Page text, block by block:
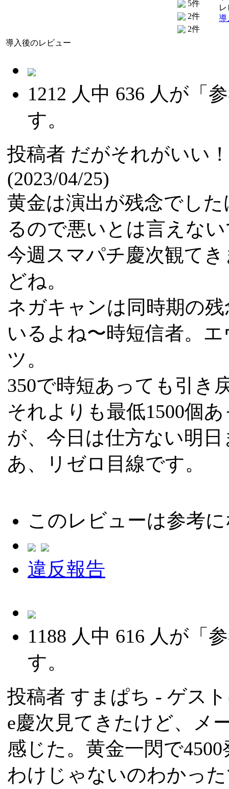
5件
2件
2件
導
導入後のレビュー
1212 人中 636 人が「
す。
投稿者 だがそれがいい！
(2023/04/25)
黄金は演出が残念でし
るので悪いとは言えな
今週スマパチ慶次観て
どね。
ネガキャンは同時期の
いるよね〜時短信者。
ツ。
350で時短あっても引き
それよりも最低1500個
が、今日は仕方ない明
あ、リゼロ目線です。
このレビューは参考
違反報告
1188 人中 616 人が「
す。
投稿者 すまぱち - ゲス
e慶次見てきたけど、メ
感じた。黄金一閃で
わけじゃないのわかっ